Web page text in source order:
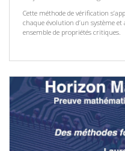
Cette méthode de vérification
chaque évolution d’un système et
ensemble de propriétés critiques.